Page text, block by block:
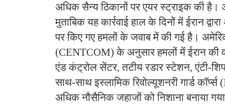
अधिक सैन्य ठिकानों पर एयर स्ट्राइक की है।
मुताबिक यह कार्रवाई हाल के दिनों में ईरान द्वारा
पर किए गए हमलों के जवाब में की गई है।
(CENTCOM) के अनुसार हमलों में ईरान की
एंड कंट्रोल सेंटर, तटीय रडार स्टेशन, एंटी-
साथ-साथ इस्लामिक रिवोल्यूशनरी गार्ड
अधिक नौसैनिक जहाजों को निशाना बनाया